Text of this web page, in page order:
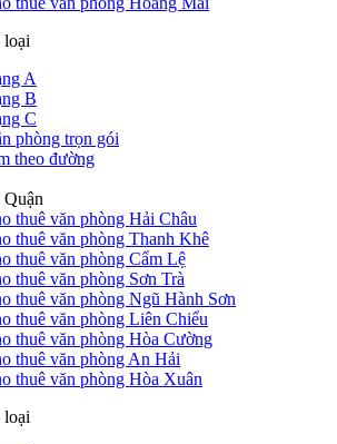
loại
A
B
C
phòng trọn gói
theo đường
thuê văn phòng Hải Châu
thuê văn phòng Thanh Khê
thuê văn phòng Cẩm Lệ
thuê văn phòng Sơn Trà
thuê văn phòng Ngũ Hành Sơn
thuê văn phòng Liên Chiểu
thuê văn phòng Hòa Cường
thuê văn phòng An Hải
thuê văn phòng Hòa Xuân
loại